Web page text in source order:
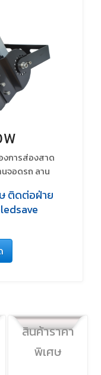
การส่องสาด
นจอดรถ ลาน
ติดต่อฝ่าย
สินค้าราคา
พิเศษ